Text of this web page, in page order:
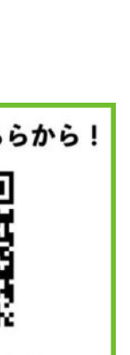
妻が急に
息が止まっ
がら起こし
分が【睡眠
りました。
てきたCPAP
のつけて寝
ところ驚く
なって」と
覚が強く、